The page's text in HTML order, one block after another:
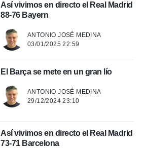
Así vivimos en directo el Real Madrid
88-76 Bayern
ANTONIO JOSÉ MEDINA
03/01/2025 22:59
El Barça se mete en un gran lío
ANTONIO JOSÉ MEDINA
29/12/2024 23:10
Así vivimos en directo el Real Madrid
73-71 Barcelona